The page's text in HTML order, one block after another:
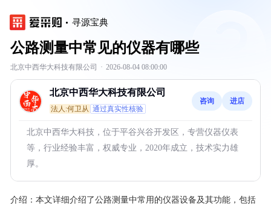
寻源宝典
公路测量中常见的仪器有哪些
北京中西华大科技有限公司 · 2026-08-04 08:00:00
北京中西华大科技有限公司
法人:何卫从 通过真实性核验
咨询 进店
北京中西华大科技，位于平谷兴谷开发区，专营仪器仪表
等，行业经验丰富，权威专业，2020年成立，技术实力雄
厚。
介绍： 本文详细介绍了公路测量中常用的仪器设备及其功能，包括